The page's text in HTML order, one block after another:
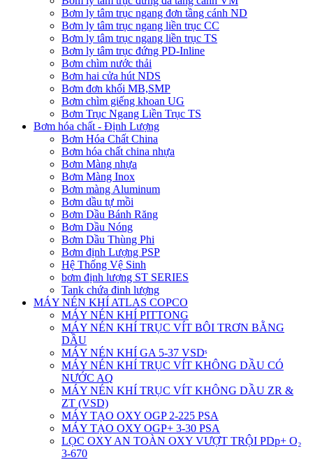
Bơm ly tâm trục ngang đơn tầng cánh ND
Bơm ly tâm trục ngang liền trục CC
Bơm ly tâm trục ngang liền trục TS
Bơm ly tâm trục đứng PD-Inline
Bơm chìm nước thải
Bơm hai cửa hút NDS
Bơm đơn khối MB,SMP
Bơm chìm giếng khoan UG
Bơm Trục Ngang Liền Trục TS
Bơm hóa chất - Định Lượng
Bơm Hóa Chất China
Bơm hóa chất china nhựa
Bơm Màng nhựa
Bơm Màng Inox
Bơm màng Aluminum
Bơm dầu tự mồi
Bơm Dầu Bánh Răng
Bơm Dầu Nóng
Bơm Dầu Thùng Phi
Bơm định Lượng PSP
Hệ Thống Vệ Sinh
bơm định lượng ST SERIES
Tank chứa đinh lượng
MÁY NÉN KHÍ ATLAS COPCO
MÁY NÉN KHÍ PITTONG
MÁY NÉN KHÍ TRỤC VÍT BÔI TRƠN BẰNG
DẦU
MÁY NÉN KHÍ GA 5-37 VSDˢ
MÁY NÉN KHÍ TRỤC VÍT KHÔNG DẦU CÓ
NƯỚC AQ
MÁY NÉN KHÍ TRỤC VÍT KHÔNG DẦU ZR &
ZT (VSD)
MÁY TẠO OXY OGP 2-225 PSA
MÁY TẠO OXY OGP+ 3-30 PSA
LỌC OXY AN TOÀN OXY VƯỢT TRỘI PDp+ O₂
3-670